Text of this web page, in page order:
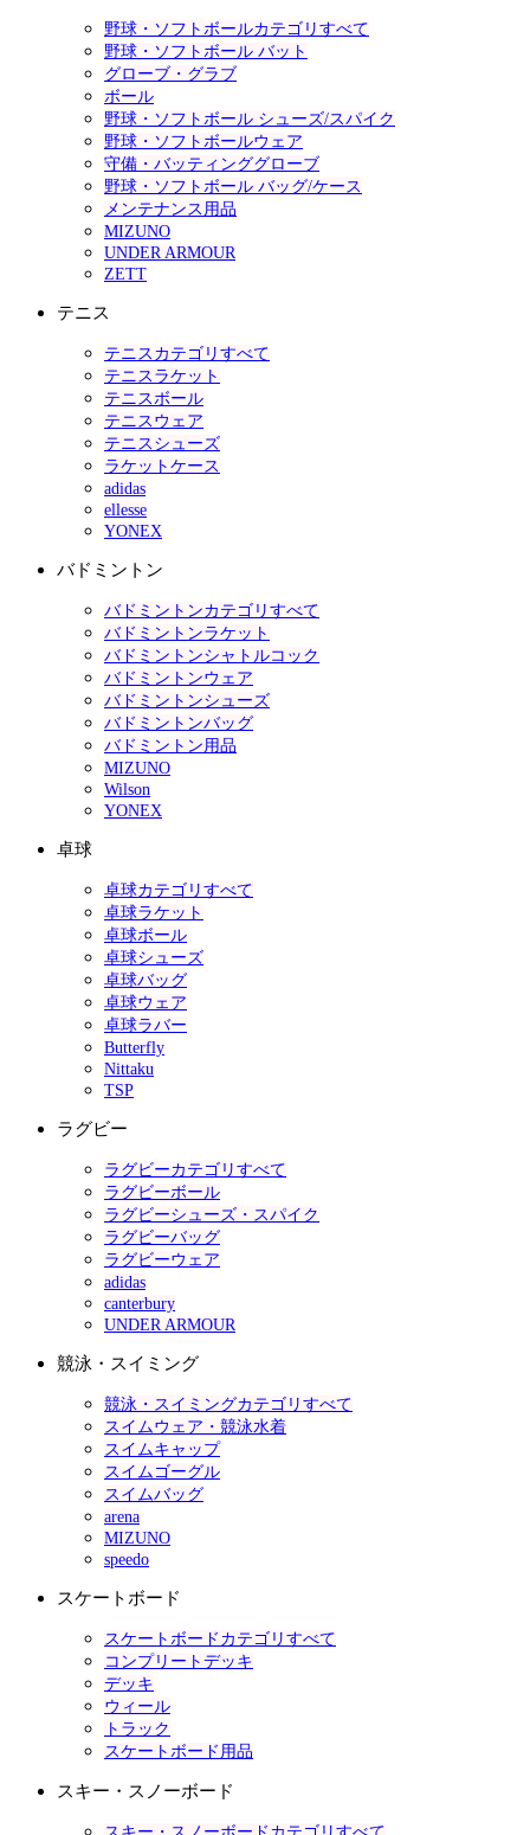
野球・ソフトボールカテゴリすべて
野球・ソフトボール バット
グローブ・グラブ
ボール
野球・ソフトボール シューズ/スパイク
野球・ソフトボールウェア
守備・バッティンググローブ
野球・ソフトボール バッグ/ケース
メンテナンス用品
MIZUNO
UNDER ARMOUR
ZETT
テニス
テニスカテゴリすべて
テニスラケット
テニスボール
テニスウェア
テニスシューズ
ラケットケース
adidas
ellesse
YONEX
バドミントン
バドミントンカテゴリすべて
バドミントンラケット
バドミントンシャトルコック
バドミントンウェア
バドミントンシューズ
バドミントンバッグ
バドミントン用品
MIZUNO
Wilson
YONEX
卓球
卓球カテゴリすべて
卓球ラケット
卓球ボール
卓球シューズ
卓球バッグ
卓球ウェア
卓球ラバー
Butterfly
Nittaku
TSP
ラグビー
ラグビーカテゴリすべて
ラグビーボール
ラグビーシューズ・スパイク
ラグビーバッグ
ラグビーウェア
adidas
canterbury
UNDER ARMOUR
競泳・スイミング
競泳・スイミングカテゴリすべて
スイムウェア・競泳水着
スイムキャップ
スイムゴーグル
スイムバッグ
arena
MIZUNO
speedo
スケートボード
スケートボードカテゴリすべて
コンプリートデッキ
デッキ
ウィール
トラック
スケートボード用品
スキー・スノーボード